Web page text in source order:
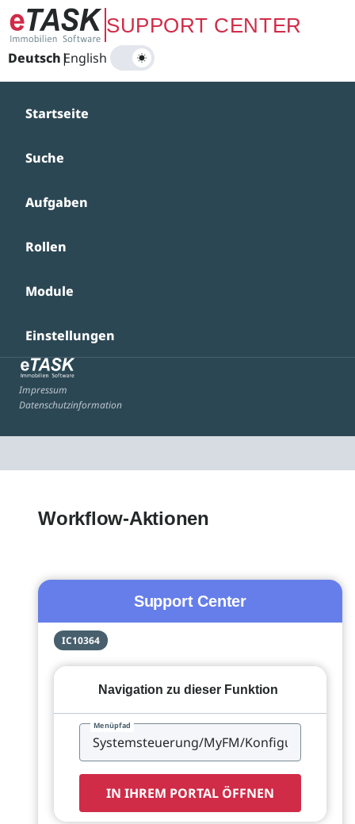
Zum Hauptinhalt springenSUPPORT CENTER
Deutsch|
English
Startseite
Suche
Aufgaben
Rollen
Module
Einstellungen
Impressum
Datenschutzinformation
Workflow-Aktionen
Support Center
IC10364
Navigation zu dieser Funktion
Menüpfad
IN IHREM PORTAL ÖFFNEN